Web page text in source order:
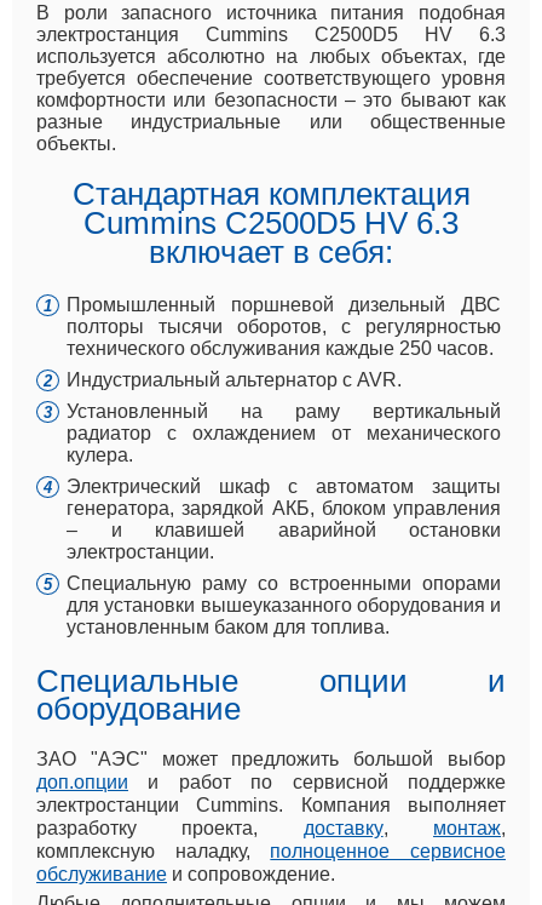
В роли запасного источника питания подобная
электростанция Cummins C2500D5 HV 6.3
используется абсолютно на любых объектах, где
требуется обеспечение соответствующего уровня
комфортности или безопасности – это бывают как
разные индустриальные или общественные
объекты.
Стандартная комплектация
Cummins C2500D5 HV 6.3
включает в себя:
Промышленный поршневой дизельный ДВС
полторы тысячи оборотов, с регулярностью
технического обслуживания каждые 250 часов.
Индустриальный альтернатор с AVR.
Установленный на раму вертикальный
радиатор с охлаждением от механического
кулера.
Электрический шкаф с автоматом защиты
генератора, зарядкой АКБ, блоком управления
– и клавишей аварийной остановки
электростанции.
Специальную раму со встроенными опорами
для установки вышеуказанного оборудования и
установленным баком для топлива.
Специальные опции и
оборудование
ЗАО "АЭС" может предложить большой выбор
доп.опции и работ по сервисной поддержке
электростанции Cummins. Компания выполняет
разработку проекта, доставку, монтаж,
комплексную наладку, полноценное сервисное
обслуживание и сопровождение.